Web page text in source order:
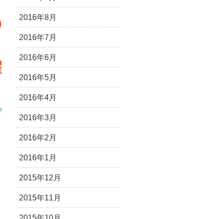
2016年8月
2016年7月
2016年6月
2016年5月
2016年4月
2016年3月
2016年2月
2016年1月
2015年12月
2015年11月